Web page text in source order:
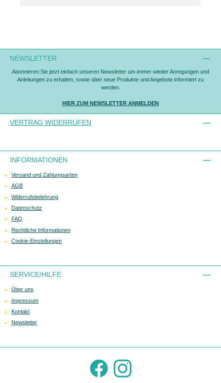
NEWSLETTER
Abonnieren Sie jetzt einfach unseren Newsletter um immer wieder Anregungen und
Anleitungen zu erhalten, sowie über neue Produkte und Angebote informiert zu
werden.
HIER ZUM NEWSLETTER ANMELDEN
VERTRAG WIDERRUFEN
INFORMATIONEN
Versand und Zahlungsarten
AGB
Widerrufsbelehrung
Datenschutz
FAQ
Rechtliche Informationen
Cookie-Einstellungen
SERVICE/HILFE
Über uns
Impressum
Kontakt
Newsletter
Facebook Instagram